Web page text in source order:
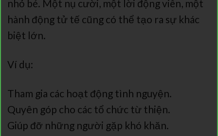
nhỏ bé. Một nụ cười, một lời động viên, một
hành động tử tế cũng có thể tạo ra sự khác
biệt lớn.
Ví dụ:
Tham gia các hoạt động tình nguyện.
Quyên góp cho các tổ chức từ thiện.
Giúp đỡ những người gặp khó khăn.